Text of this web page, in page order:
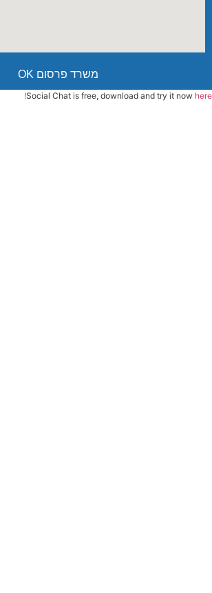
משרד פרסום OK
Social Chat is free, download and try it now here!